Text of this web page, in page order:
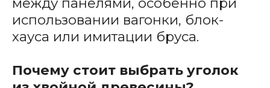
использовании вагонки, блок-
хауса или имитации бруса.
Почему стоит выбрать уголок